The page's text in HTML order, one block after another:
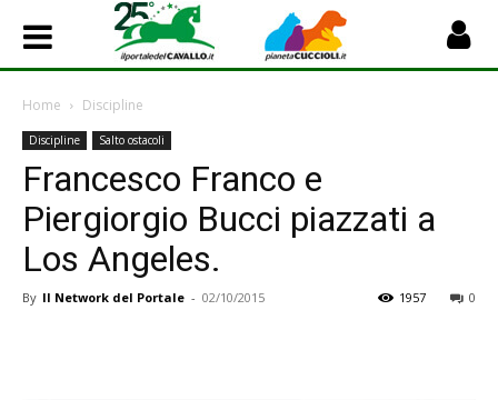
Home Discipline
Discipline Salto ostacoli
Francesco Franco e
Piergiorgio Bucci piazzati a
Los Angeles.
By Il Network del Portale - 02/10/2015 0
1957